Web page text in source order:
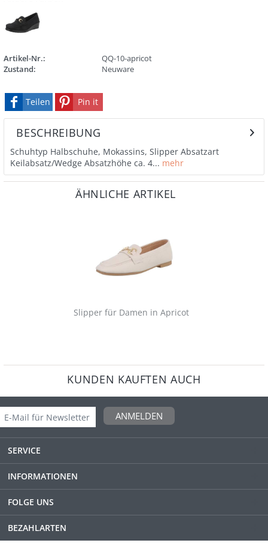
Artikel-Nr.:
QQ-10-apricot
Zustand:
Neuware
Teilen Pin it
BESCHREIBUNG
Schuhtyp Halbschuhe, Mokassins, Slipper Absatzart
Keilabsatz/Wedge Absatzhöhe ca. 4... mehr
ÄHNLICHE ARTIKEL
Slipper für Damen in Apricot
KUNDEN KAUFTEN AUCH
ANMELDEN
SERVICE
INFORMATIONEN
FOLGE UNS
BEZAHLARTEN